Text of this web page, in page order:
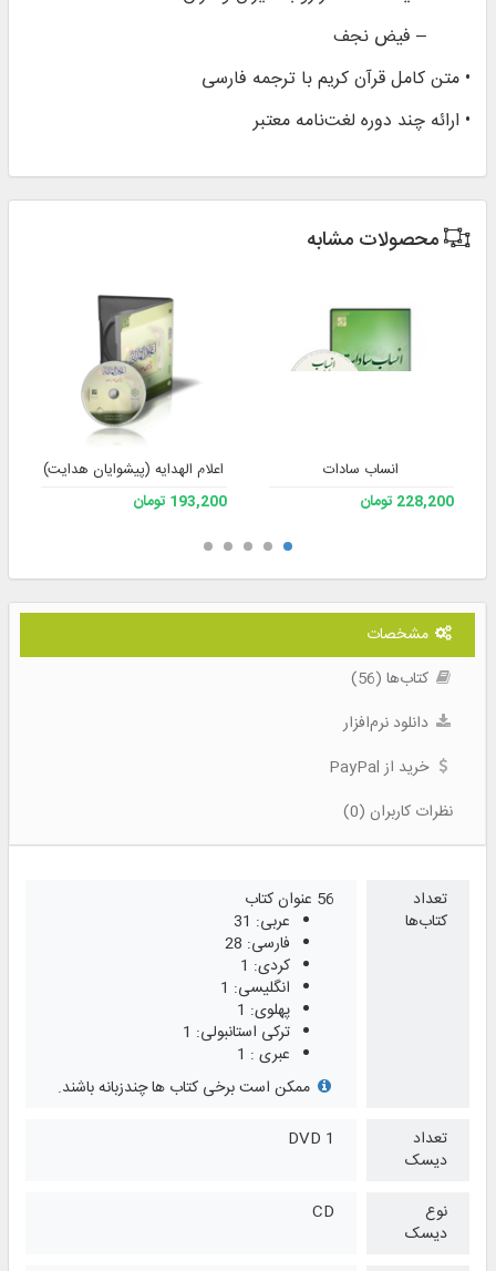
– فیض نجف
• متن کامل قرآن کریم با ترجمه فارسی
• ارائه چند دوره لغت‌نامه معتبر
محصولات مشابه
انساب سادات
228,200 تومان
اعلام الهدایه (پیشوایان هدایت)
193,200 تومان
مشخصات
کتاب‌ها (56)
دانلود نرم‌افزار
خرید از PayPal
نظرات کاربران (0)
تعداد
کتاب‌ها
56 عنوان کتاب
عربی: 31
فارسی: 28
کردی: 1
انگلیسی: 1
پهلوی: 1
ترکی استانبولی: 1
عبری : 1
ممکن است برخی کتاب ها چندزبانه باشند.
تعداد
دیسک
1 DVD
نوع
دیسک
CD